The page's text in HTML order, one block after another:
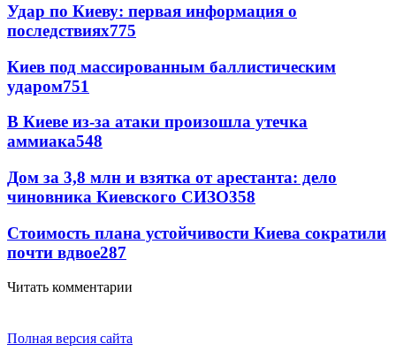
Удар по Киеву: первая информация о
последствиях775
Киев под массированным баллистическим
ударом751
В Киеве из-за атаки произошла утечка
аммиака548
Дом за 3,8 млн и взятка от арестанта: дело
чиновника Киевского СИЗО358
Стоимость плана устойчивости Киева сократили
почти вдвое287
Читать комментарии
Полная версия сайта